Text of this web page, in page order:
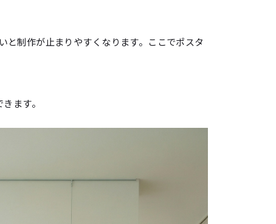
と制作が止まりやすくなります。ここでポスタ
ます。